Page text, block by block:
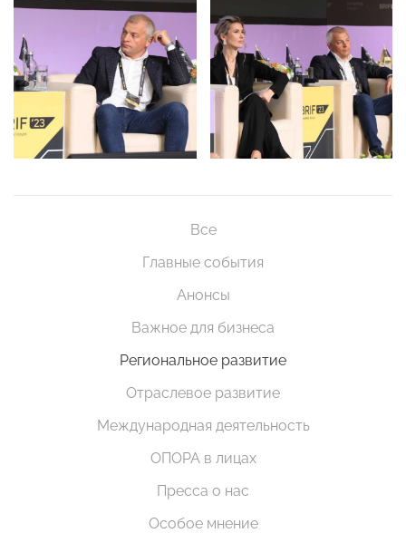
Все
Главные события
Анонсы
Важное для бизнеса
Региональное развитие
Отраслевое развитие
Международная деятельность
ОПОРА в лицах
Пресса о нас
Особое мнение